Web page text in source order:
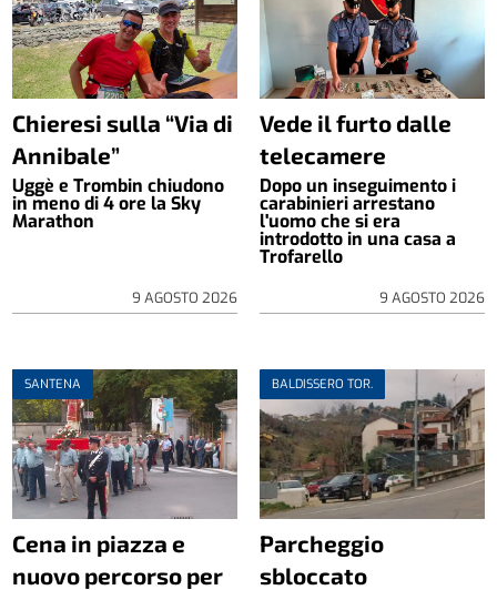
Chieresi sulla “Via di
Annibale”
Uggè e Trombin chiudono
in meno di 4 ore la Sky
Marathon
9 AGOSTO 2026
Vede il furto dalle
telecamere
Dopo un inseguimento i
carabinieri arrestano
l'uomo che si era
introdotto in una casa a
Trofarello
9 AGOSTO 2026
SANTENA
Cena in piazza e
nuovo percorso per
BALDISSERO TOR.
Parcheggio
sbloccato